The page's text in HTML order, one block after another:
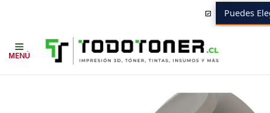
MENÚ
Puedes
PLA ALTA VELOCIDAD